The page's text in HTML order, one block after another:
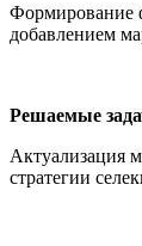
Формирование
добавлением
Решаемые
Актуализация
стратегии